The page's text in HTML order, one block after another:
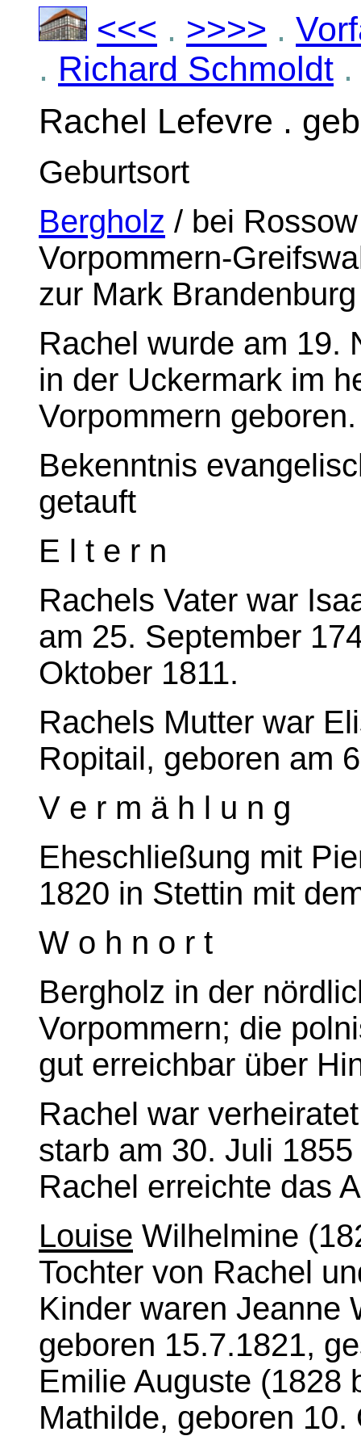
<<< . >>>> .
. Richard Schmoldt
Rachel Lefevre .
Geburtsort
Bergholz / bei
Vorpommern-
zur Mark Brandenburg
Rachel wurde am 19.
in der Uckermark im
Vorpommern geboren.
Bekenntnis
getauft
E l t e r n
Rachels Vater war
am 25. September
Oktober 1811.
Rachels Mutter war
Ropitail, geboren am
V e r m ä h l u n g
Eheschließung mit
1820 in Stettin mit
W o h n o r t
Bergholz in der
Vorpommern; die
gut erreichbar über
Rachel war
starb am 30. Juli
Rachel erreichte das
Louise Wilhelmine
Tochter von Rachel
Kinder waren Jeanne
geboren 15.7.1821,
Emilie Auguste (1828
Mathilde, geboren 10.